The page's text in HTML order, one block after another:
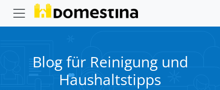
Blog für Reinigung und
Haushaltstipps